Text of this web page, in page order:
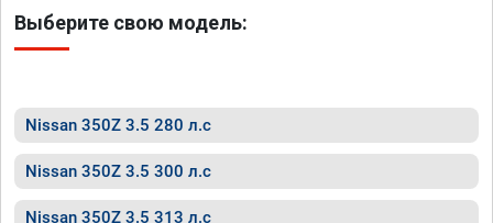
Выберите свою модель:
Nissan 350Z 3.5 280 л.с
Nissan 350Z 3.5 300 л.с
Nissan 350Z 3.5 313 л.с